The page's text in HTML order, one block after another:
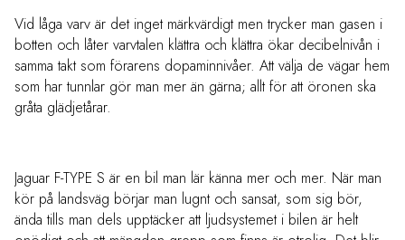
Vid låga varv är det inget märkvärdigt men trycker man gasen i
botten och låter varvtalen klättra och klättra ökar decibelnivån i
samma takt som förarens dopaminnivåer. Att välja de vägar hem
som har tunnlar gör man mer än gärna; allt för att öronen ska
gråta glädjetårar.
Jaguar F-TYPE S är en bil man lär känna mer och mer. När man
kör på landsväg börjar man lugnt och sansat, som sig bör,
ända tills man dels upptäcker att ljudsystemet i bilen är helt